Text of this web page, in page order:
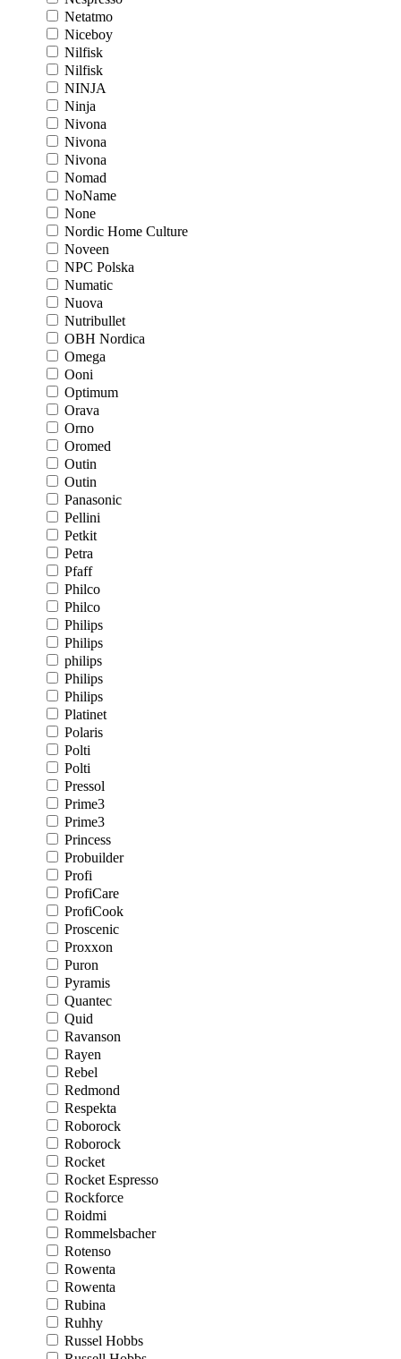
Netatmo
Niceboy
Nilfisk
Nilfisk
NINJA
Ninja
Nivona
Nivona
Nivona
Nomad
NoName
None
Nordic Home Culture
Noveen
NPC Polska
Numatic
Nuova
Nutribullet
OBH Nordica
Omega
Ooni
Optimum
Orava
Orno
Oromed
Outin
Outin
Panasonic
Pellini
Petkit
Petra
Pfaff
Philco
Philco
Philips
Philips
philips
Philips
Philips
Platinet
Polaris
Polti
Polti
Pressol
Prime3
Prime3
Princess
Probuilder
Profi
ProfiCare
ProfiCook
Proscenic
Proxxon
Puron
Pyramis
Quantec
Quid
Ravanson
Rayen
Rebel
Redmond
Respekta
Roborock
Roborock
Rocket
Rocket Espresso
Rockforce
Roidmi
Rommelsbacher
Rotenso
Rowenta
Rowenta
Rubina
Ruhhy
Russel Hobbs